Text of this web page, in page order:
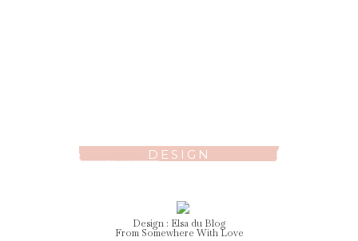
DESIGN
Design : Elsadu Blog
From Somewhere With Love